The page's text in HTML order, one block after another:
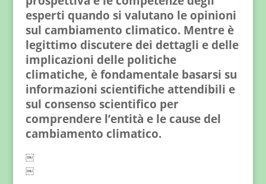
esperti quando si valutano le opinioni
sul cambiamento climatico. Mentre è
legittimo discutere dei dettagli e delle
implicazioni delle politiche
climatiche, è fondamentale basarsi su
informazioni scientifiche attendibili e
sul consenso scientifico per
comprendere l’entità e le cause del
cambiamento climatico.
￼
￼